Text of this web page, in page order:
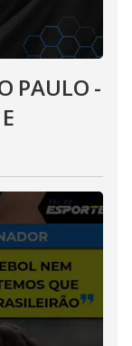
PAULO -